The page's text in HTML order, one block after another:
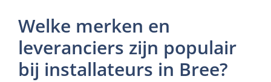
Welke merken en
leveranciers zijn populair
bij installateurs in Bree?